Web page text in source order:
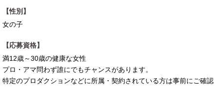
【性別】
女の子
【応募資格】
満12歳～30歳の健康な女性
プロ・アマ問わず誰にでもチャンスがあります。
特定のプロダクションなどに所属・契約されている方は事前にご確認